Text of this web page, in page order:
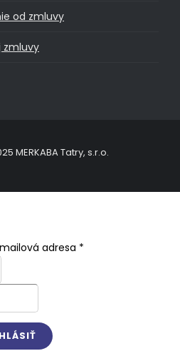
od zmluvy
zmluvy
MERKABA Tatry, s.r.o.
adresa *